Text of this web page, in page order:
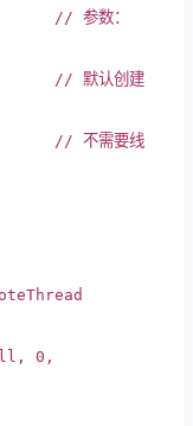
// 参数：
// 默认创建
// 不需要线
0,